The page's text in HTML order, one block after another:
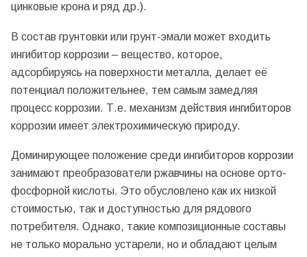
цинковые крона и ряд др.).
В состав грунтовки или грунт-эмали может входить
ингибитор коррозии – вещество, которое,
адсорбируясь на поверхности металла, делает её
потенциал положительнее, тем самым замедляя
процесс коррозии. Т.е. механизм действия ингибиторов
коррозии имеет электрохимическую природу.
Доминирующее положение среди ингибиторов коррозии
занимают преобразователи ржавчины на основе орто-
фосфорной кислоты. Это обусловлено как их низкой
стоимостью, так и доступностью для рядового
потребителя. Однако, такие композиционные составы
не только морально устарели, но и обладают целым